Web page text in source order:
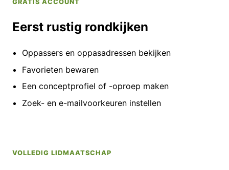
GRATIS ACCOUNT
Eerst rustig rondkijken
Oppassers en oppasadressen bekijken
Favorieten bewaren
Een conceptprofiel of -oproep maken
Zoek- en e-mailvoorkeuren instellen
VOLLEDIG LIDMAATSCHAP